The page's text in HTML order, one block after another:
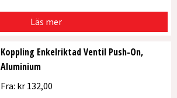
Läs mer
Koppling Enkelriktad Ventil Push-On,
Aluminium
Fra: kr132,00